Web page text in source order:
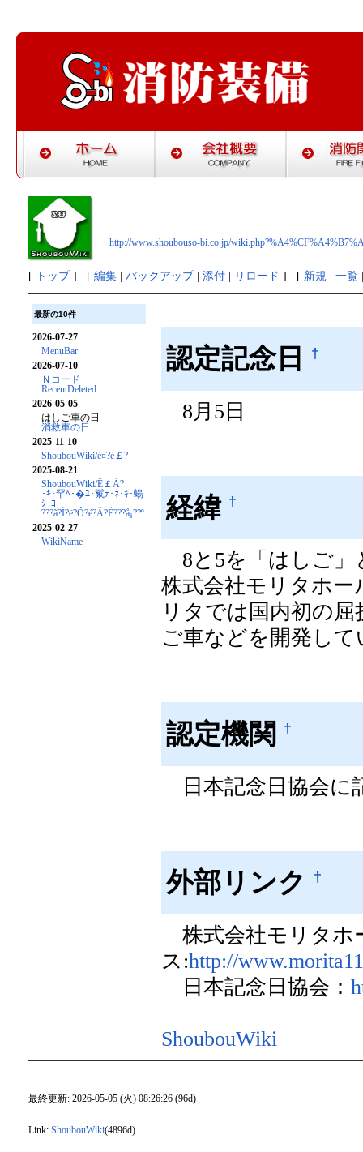
http://www.shoubouso-bi.co.jp/
[ トップ] [ 編集| バックアップ| 添付| リロード ] [ 新規 | 一覧
最新の10件
2026-07-27
MenuBar
2026-07-10
Ｎコード
RecentDeleted
2026-05-05
はしご車の日
消救車の日
2025-11-10
ShoubouWiki/è¤?è￡?
2025-08-21
ShoubouWiki/Ê￡À?
･ｷ･罕ﾍ･�ﾕ･鬣ﾃ･ﾈ･ｷ･蝪
ｼ･ｺ
???ã?Í?ë?Õ?é?Ã?È???å¡??º
2025-02-27
WikiName
認定記念日 †
8月5日
経緯 †
8と5を「はしご」
株式会社モリタホ
リタでは国内初の
ご車などを開発して
認定機関 †
日本記念日協会に
外部リンク †
株式会社モリタホ
ス:http://
日本記念日協会：
ShoubouWiki
最終更新: 2026-05-05 (火) 08:26:26 (96d)
Link: ShoubouWiki(4896d)